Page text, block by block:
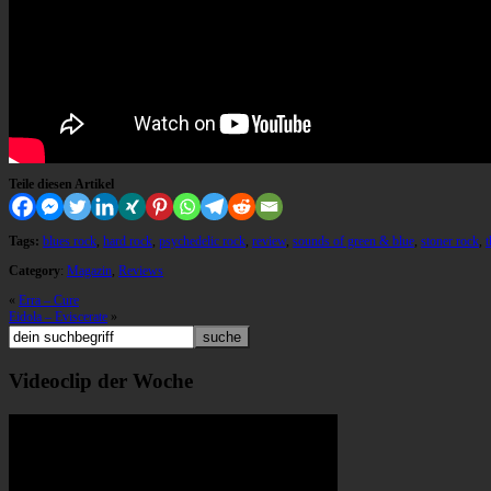
Teile diesen Artikel
Tags: blues rock, hard rock, psychedelic rock, review, sounds of green & blue, stoner rock,
Category: Magazin, Reviews
« Erra – Cure
Eidola – Eviscerate »
Videoclip der Woche